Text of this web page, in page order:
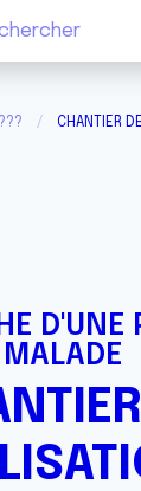
CHANTIER
D'UNE
MALADE